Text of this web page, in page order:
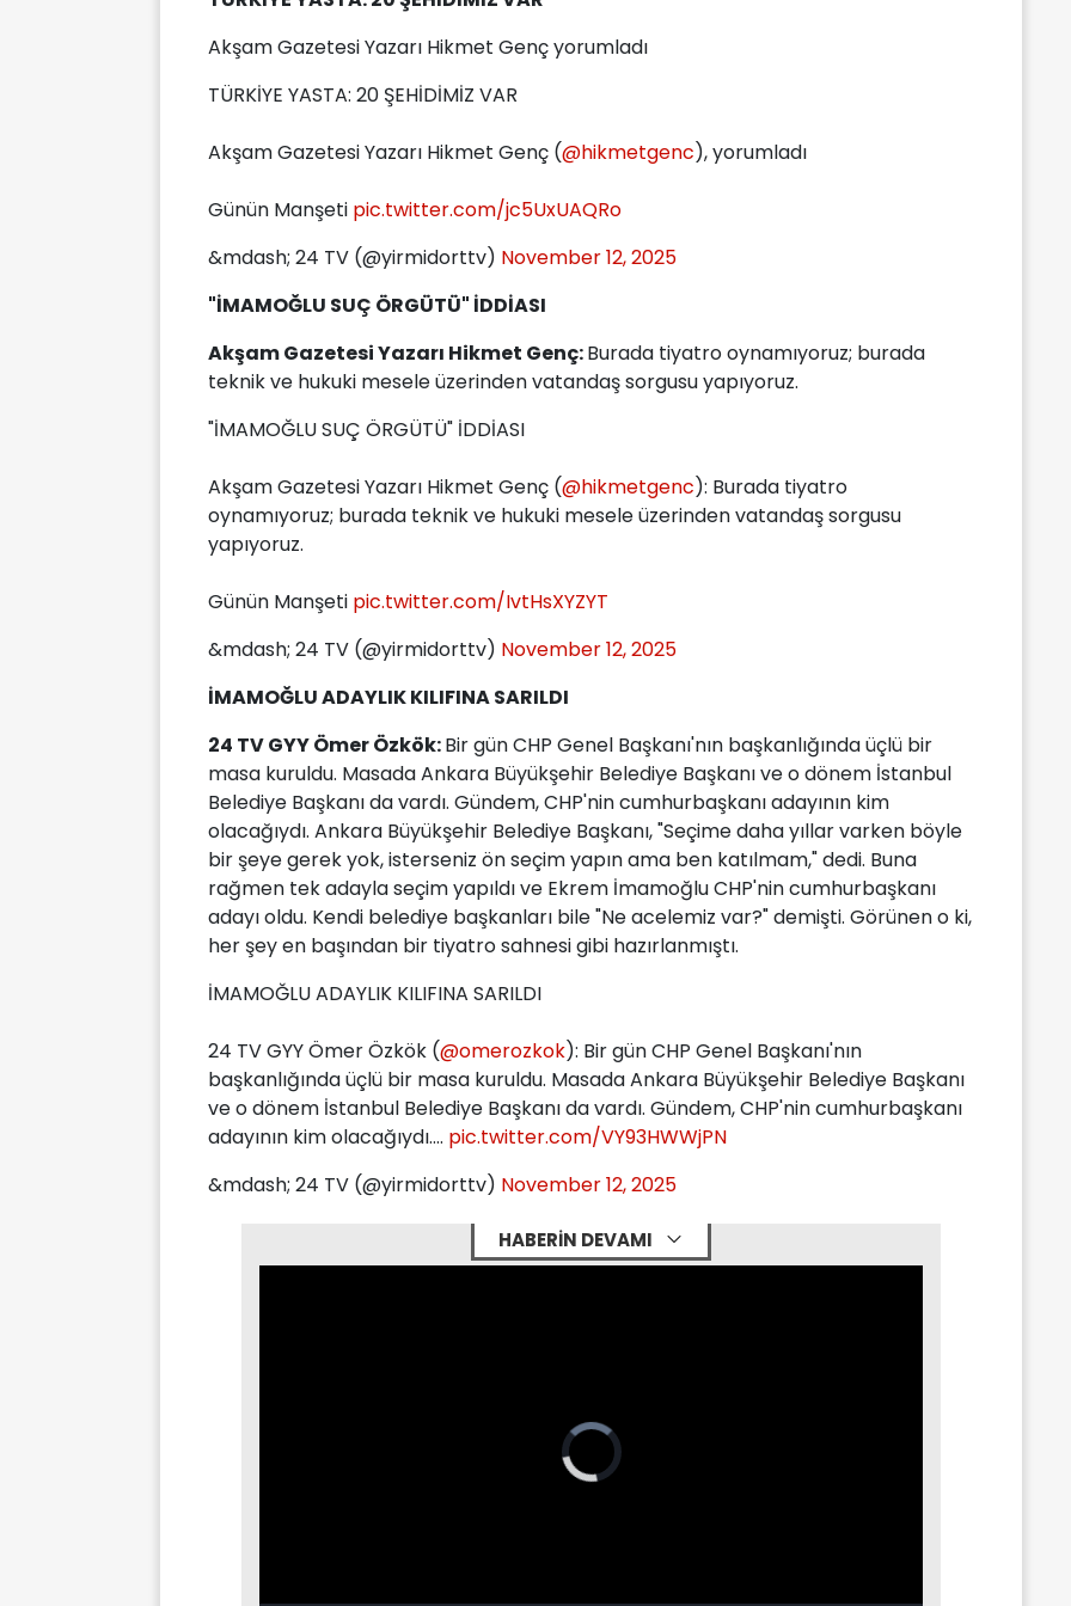
Akşam Gazetesi Yazarı Hikmet Genç yorumladı
TÜRKİYE YASTA: 20 ŞEHİDİMİZ VAR
Akşam Gazetesi Yazarı Hikmet Genç (@hikmetgenc), yorumladı
Günün Manşeti pic.twitter.com/jc5UxUAQRo
&mdash; 24 TV (@yirmidorttv) November 12, 2025
"İMAMOĞLU SUÇ ÖRGÜTÜ" İDDİASI
Akşam Gazetesi Yazarı Hikmet Genç:Burada tiyatro oynamıyoruz; burada
teknik ve hukuki mesele üzerinden vatandaş sorgusu yapıyoruz.
"İMAMOĞLU SUÇ ÖRGÜTÜ" İDDİASI
Akşam Gazetesi Yazarı Hikmet Genç (@hikmetgenc): Burada tiyatro
oynamıyoruz; burada teknik ve hukuki mesele üzerinden vatandaş sorgusu
yapıyoruz.
Günün Manşeti pic.twitter.com/IvtHsXYZYT
&mdash; 24 TV (@yirmidorttv) November 12, 2025
İMAMOĞLU ADAYLIK KILIFINA SARILDI
24 TV GYY Ömer Özkök:Bir gün CHP Genel Başkanı'nın başkanlığında üçlü bir
masa kuruldu. Masada Ankara Büyükşehir Belediye Başkanı ve o dönem İstanbul
Belediye Başkanı da vardı. Gündem, CHP'nin cumhurbaşkanı adayının kim
olacağıydı. Ankara Büyükşehir Belediye Başkanı, "Seçime daha yıllar varken böyle
bir şeye gerek yok, isterseniz ön seçim yapın ama ben katılmam," dedi. Buna
rağmen tek adayla seçim yapıldı ve Ekrem İmamoğlu CHP'nin cumhurbaşkanı
adayı oldu. Kendi belediye başkanları bile "Ne acelemiz var?" demişti. Görünen o ki,
her şey en başından bir tiyatro sahnesi gibi hazırlanmıştı.
İMAMOĞLU ADAYLIK KILIFINA SARILDI
24 TV GYY Ömer Özkök (@omerozkok): Bir gün CHP Genel Başkanı'nın
başkanlığında üçlü bir masa kuruldu. Masada Ankara Büyükşehir Belediye Başkanı
ve o dönem İstanbul Belediye Başkanı da vardı. Gündem, CHP'nin cumhurbaşkanı
adayının kim olacağıydı.... pic.twitter.com/VY93HWWjPN
&mdash; 24 TV (@yirmidorttv) November 12, 2025
HABERİN DEVAMI
Video
Player
is
loading.